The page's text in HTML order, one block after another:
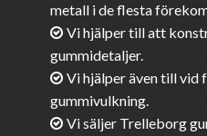
metall i de flesta
Vi hjälper till att
gummidetaljer.
Vi hjälper även till vid
gummivulkning.
Vi säljer Trelleborg